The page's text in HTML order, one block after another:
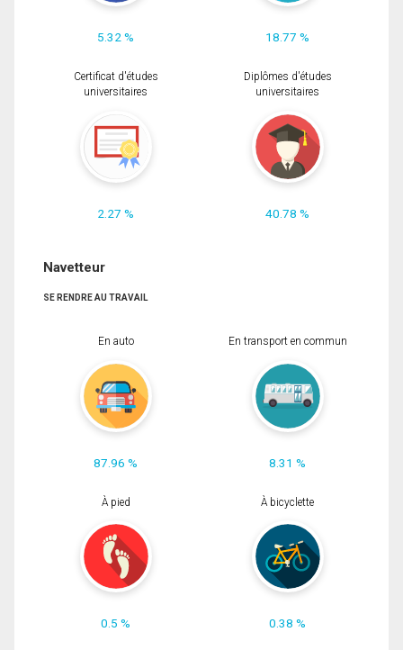
5.32 % 18.77 %
Certificat d'études
universitaires
2.27 %
Diplômes d'études
universitaires
40.78 %
Navetteur
SE RENDRE AU TRAVAIL
En auto
87.96 %
En transport en commun
8.31 %
À pied
0.5 %
À bicyclette
0.38 %